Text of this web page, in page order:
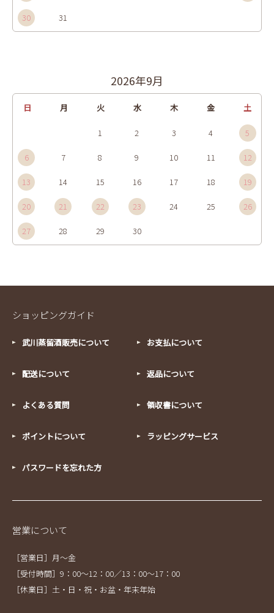
30 31
2026年9月
日 月 火 水 木 金 土
1 2 3 4 5
6 7 8 9 10 11 12
13 14 15 16 17 18 19
20 21 22 23 24 25 26
27 28 29 30
ショッピングガイド
武川蒸留酒販売について お支払について
配送について 返品について
よくある質問 領収書について
ポイントについて ラッピングサービス
パスワードを忘れた方
営業について
［営業日］月～金
［受付時間］9：00～12：00／13：00～17：00
［休業日］土・日・祝・お盆・年末年始